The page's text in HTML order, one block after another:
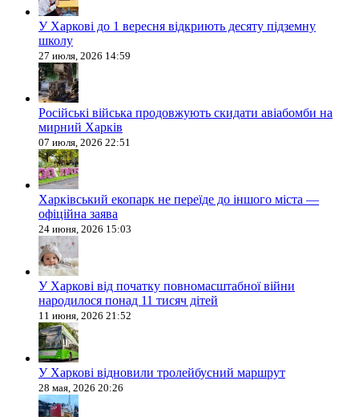
У Харкові до 1 вересня відкриють десяту підземну
школу
27 июля, 2026 14:59
Російські війська продовжують скидати авіабомби на
мирний Харків
07 июля, 2026 22:51
Харківський екопарк не переїде до іншого міста —
офіційна заява
24 июня, 2026 15:03
У Харкові від початку повномасштабної війни
народилося понад 11 тисяч дітей
11 июня, 2026 21:52
У Харкові відновили тролейбусний маршрут
28 мая, 2026 20:26